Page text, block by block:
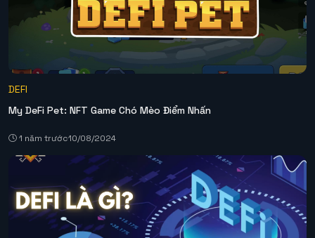
DEFI
My DeFi Pet: NFT Game Chó Mèo Điểm Nhấn
1 năm trước10/08/2024